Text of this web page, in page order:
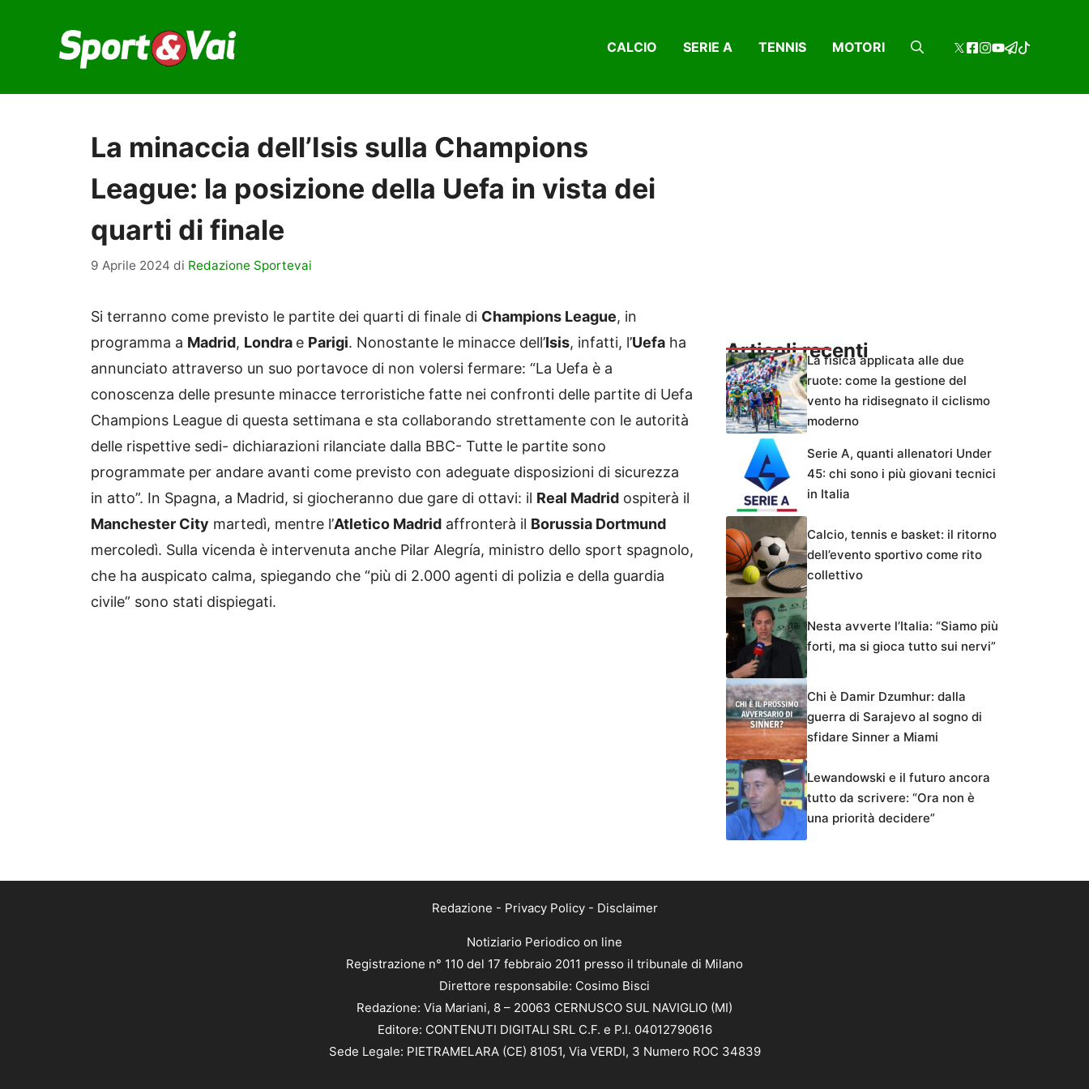
contenuto
CALCIO SERIE A TENNIS MOTORI
La minaccia dell’Isis sulla Champions
League: la posizione della Uefa in vista dei
quarti di finale
9 Aprile 2024 di Redazione Sportevai
Si terranno come previsto le partite dei quarti di finale di Champions League, in
programma a Madrid, Londra e Parigi. Nonostante le minacce dell’Isis, infatti, l’Uefa ha
annunciato attraverso un suo portavoce di non volersi fermare: “La Uefa è a
conoscenza delle presunte minacce terroristiche fatte nei confronti delle partite di Uefa
Champions League di questa settimana e sta collaborando strettamente con le autorità
delle rispettive sedi- dichiarazioni rilanciate dalla BBC- Tutte le partite sono
programmate per andare avanti come previsto con adeguate disposizioni di sicurezza
in atto”. In Spagna, a Madrid, si giocheranno due gare di ottavi: il Real Madrid ospiterà il
Manchester City martedì, mentre l’Atletico Madrid affronterà il Borussia Dortmund
mercoledì. Sulla vicenda è intervenuta anche Pilar Alegría, ministro dello sport spagnolo,
che ha auspicato calma, spiegando che “più di 2.000 agenti di polizia e della guardia
civile” sono stati dispiegati.
Articoli recentiLa fisica applicata alle due
ruote: come la gestione del
vento ha ridisegnato il ciclismo
moderno
Serie A, quanti allenatori Under
45: chi sono i più giovani tecnici
in Italia
Calcio, tennis e basket: il ritorno
dell’evento sportivo come rito
collettivo
Nesta avverte l’Italia: “Siamo più
forti, ma si gioca tutto sui nervi”
Chi è Damir Dzumhur: dalla
guerra di Sarajevo al sogno di
sfidare Sinner a Miami
Lewandowski e il futuro ancora
tutto da scrivere: “Ora non è
una priorità decidere”
Redazione - Privacy Policy- Disclaimer
Notiziario Periodico on line
Registrazione n° 110 del 17 febbraio 2011 presso il tribunale di Milano
Direttore responsabile: Cosimo Bisci
Redazione: Via Mariani, 8 – 20063 CERNUSCO SUL NAVIGLIO (MI)
Editore: CONTENUTI DIGITALI SRL C.F. e P.I. 04012790616
Sede Legale: PIETRAMELARA (CE) 81051, Via VERDI, 3 Numero ROC 34839